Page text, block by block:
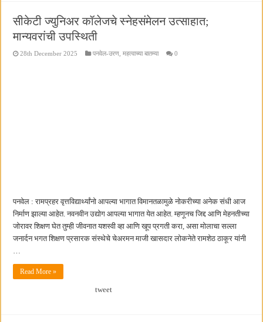
सीकेटी ज्युनिअर कॉलेजचे स्नेहसंमेलन उत्साहात;
मान्यवरांची उपस्थिती
28th December 2025 पनवेल-उरण ,महत्वाच्या बातम्या 0
पनवेल : रामप्रहर वृत्तविद्यार्थ्यांनो आपल्या भागात विमानतळामुळे नोकरीच्या अनेक संधी आज
निर्माण झाल्या आहेत. नवनवीन उद्योग आपल्या भागात येत आहेत. म्हणूनच जिद्द आणि मेहनतीच्या
जोरावर शिक्षण घेत तुम्ही जीवनात यशस्वी व्हा आणि खूप प्रगती करा, असा मोलाचा सल्ला
जनार्दन भगत शिक्षण प्रसारक संस्थेचे चेअरमन माजी खासदार लोकनेते रामशेठ ठाकूर यांनी
Read More »
tweet